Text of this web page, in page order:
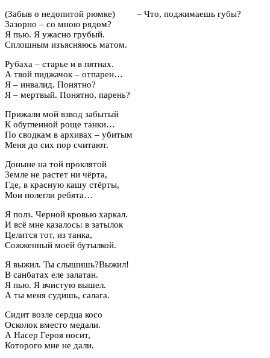
(Забыв о недопитой рюмке) – Что, поджимаешь губы?
Зазорно – со мною рядом?
Я пью. Я ужасно грубый.
Сплошным изъясняюсь матом.
Рубаха – старье и в пятнах.
А твой пиджачок – отпарен…
Я – инвалид. Понятно?
Я – мертвый. Понятно, парень?
Прижали мой взвод забытый
К обугленной роще танки…
По сводкам в архивах – убитым
Меня до сих пор считают.
Доныне на той проклятой
Земле не растет ни чёрта,
Где, в красную кашу стёрты,
Мои полегли ребята…
Я полз. Черной кровью харкал.
И всё мне казалось: в затылок
Целится тот, из танка,
Сожженный моей бутылкой.
Я выжил. Ты слышишь?Выжил!
В санбатах еле залатан.
Я пью. Я вчистую вышел.
А ты меня судишь, салага.
Сидит возле сердца косо
Осколок вместо медали.
А Насер Героя носит,
Которого мне не дали.